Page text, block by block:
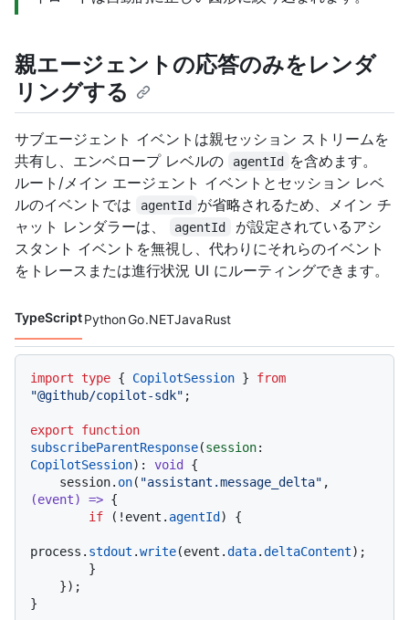
親エージェントの応答のみをレンダ
リングする
サブエージェント イベントは親セッション ストリームを
共有し、エンベロープ レベルの
agentId
を含めます。
ルート/メイン エージェント イベントとセッション レベ
ルのイベントでは
agentId が省略されるため、メイン チ
ャット レンダラーは、
agentId
が設定されているアシ
スタント イベントを無視し、代わりにそれらのイベント
をトレースまたは進行状況 UI にルーティングできます。
コード言語 navigation
TypeScriptPythonGo.NETJavaRust
import type { CopilotSession } from
"@github/copilot-sdk" ;
export
function
subscribeParentResponse(session
CopilotSession): void
{
    session.
on( "assistant.message_delta"
(event) => {
if (!event. agentId ) {
process. stdout .write(event.data.deltaContent);